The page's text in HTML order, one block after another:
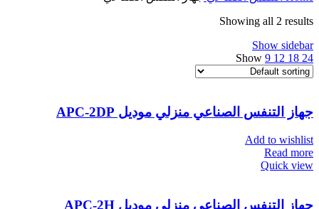
Showing all 2 results
Show sidebar
Show 9 12 18 24
جهاز التنفس الصناعي منزلي موديل APC-2DP
Add to wishlist
Read more
Quick view
جهاز التنفس الصناعي منزلي مودیل APC-2H